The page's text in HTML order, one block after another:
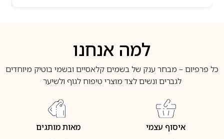
למה אנחנו
כל פרפיום – מבחר ענק של בשמים קלאסיים ובשמי בוטיק מיוחדים
לגברים ונשים לצד מוצרי טיפוח לגוף ולשיער
איסוף עצמי מאות מותגים